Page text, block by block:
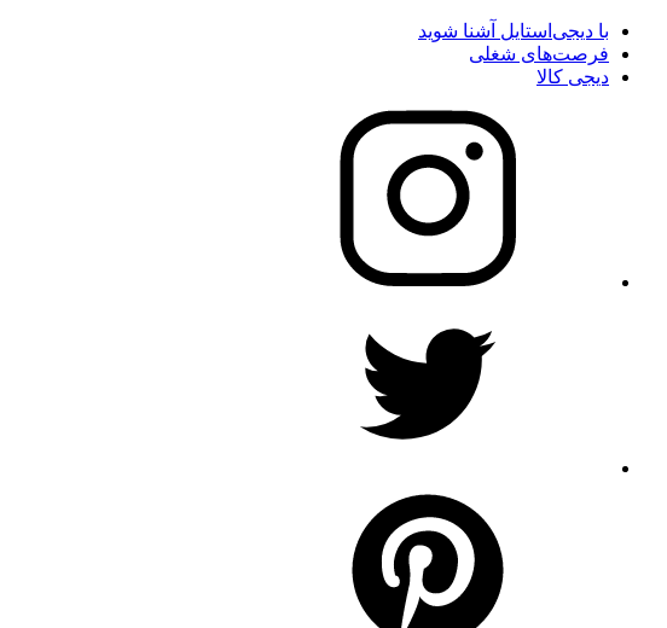
با دیجی‌استایل آشنا شوید
فرصت‌های شغلی
دیجی کالا